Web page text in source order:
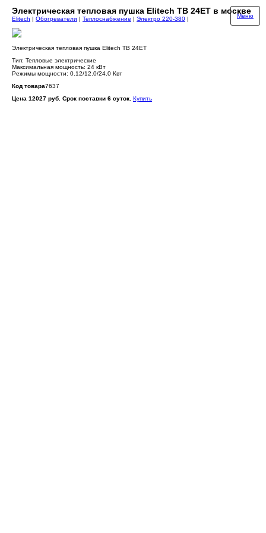
Электрическая тепловая пушка Elitech ТВ 24ЕТ в москве
Меню
Elitech | Обогреватели | Теплоснабжение | Электро 220-380 |
Электрическая тепловая пушка Elitech ТВ 24ЕТ
Тип: Тепловые электрические
Максимальная мощность: 24 кВт
Режимы мощности: 0.12/12.0/24.0 Квт
Код товара7637
Цена 12027 руб. Срок поставки 6 суток. Купить